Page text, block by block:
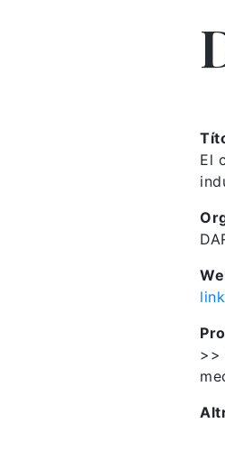
El
link
>>